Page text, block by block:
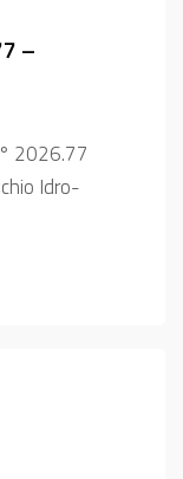
–
2026.77
Idro-